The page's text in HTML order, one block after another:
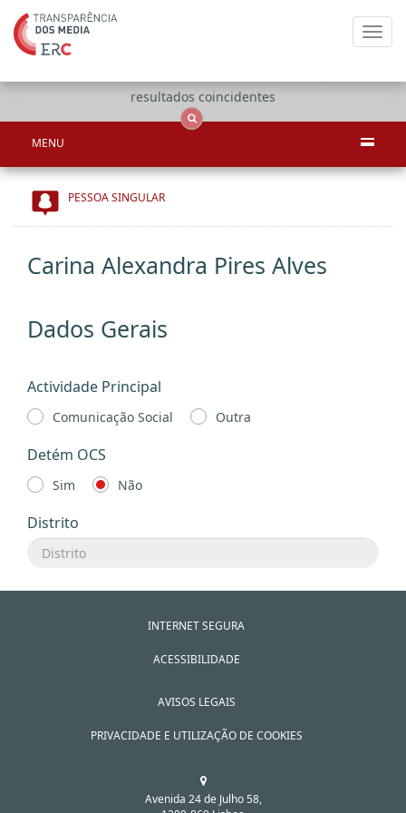
resultados coincidentes
MENU
PESSOA SINGULAR
Carina Alexandra Pires Alves
Dados Gerais
Actividade Principal
Comunicação Social Outra
Detém OCS
Sim Não
Distrito
INTERNET SEGURA
ACESSIBILIDADE
AVISOS LEGAIS
PRIVACIDADE E UTILIZAÇÃO DE COOKIES
Avenida 24 de Julho 58,